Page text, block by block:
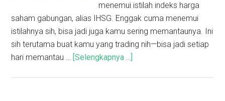
menemui istilah indeks harga
saham gabungan, alias IHSG. Enggak cuma menemui
istilahnya sih, bisa jadi juga kamu sering memantaunya. Ini
sih terutama buat kamu yang trading nih—bisa jadi setiap
hari memantau … [Selengkapnya ...]